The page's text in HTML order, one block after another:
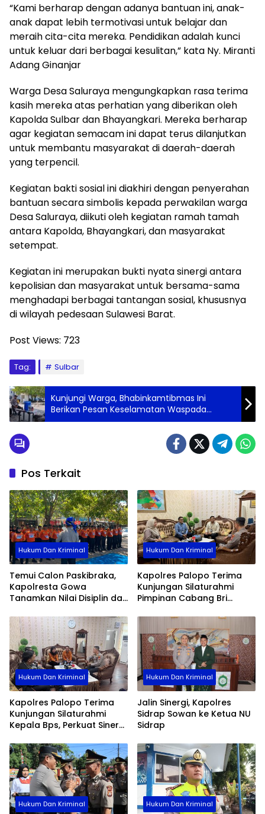
“Kami berharap dengan adanya bantuan ini, anak-
anak dapat lebih termotivasi untuk belajar dan
meraih cita-cita mereka. Pendidikan adalah kunci
untuk keluar dari berbagai kesulitan,” kata Ny. Miranti
Adang Ginanjar
Warga Desa Saluraya mengungkapkan rasa terima
kasih mereka atas perhatian yang diberikan oleh
Kapolda Sulbar dan Bhayangkari. Mereka berharap
agar kegiatan semacam ini dapat terus dilanjutkan
untuk membantu masyarakat di daerah-daerah
yang terpencil.
Kegiatan bakti sosial ini diakhiri dengan penyerahan
bantuan secara simbolis kepada perwakilan warga
Desa Saluraya, diikuti oleh kegiatan ramah tamah
antara Kapolda, Bhayangkari, dan masyarakat
setempat.
Kegiatan ini merupakan bukti nyata sinergi antara
kepolisian dan masyarakat untuk bersama-sama
menghadapi berbagai tantangan sosial, khususnya
di wilayah pedesaan Sulawesi Barat.
Post Views: 723
Tag: Sulbar
Kunjungi Warga, Bhabinkamtibmas Ini
Berikan Pesan Keselamatan Waspada
Bahaya Kebakaran di Musim Kemarau
Pos Terkait
Hukum Dan Kriminal
Temui Calon Paskibraka,
Kapolresta Gowa
Tanamkan Nilai Disiplin dan
Hukum Dan Kriminal
Kapolres Palopo Terima
Kunjungan Silaturahmi
Pimpinan Cabang Bri
Hukum Dan Kriminal
Kapolres Palopo Terima
Kunjungan Silaturahmi
Kepala Bps, Perkuat Sinergi
Hukum Dan Kriminal
Jalin Sinergi, Kapolres
Sidrap Sowan ke Ketua NU
Sidrap
Hukum Dan Kriminal Hukum Dan Kriminal